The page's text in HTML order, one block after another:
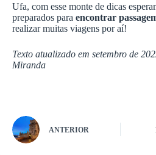
Ufa, com esse monte de dicas
preparados para encontrar
realizar muitas viagens por aí!
Texto atualizado em setembro de
Miranda
ANTERIOR